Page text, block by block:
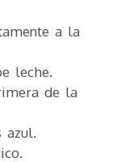
a la
leche.
de la
azul.